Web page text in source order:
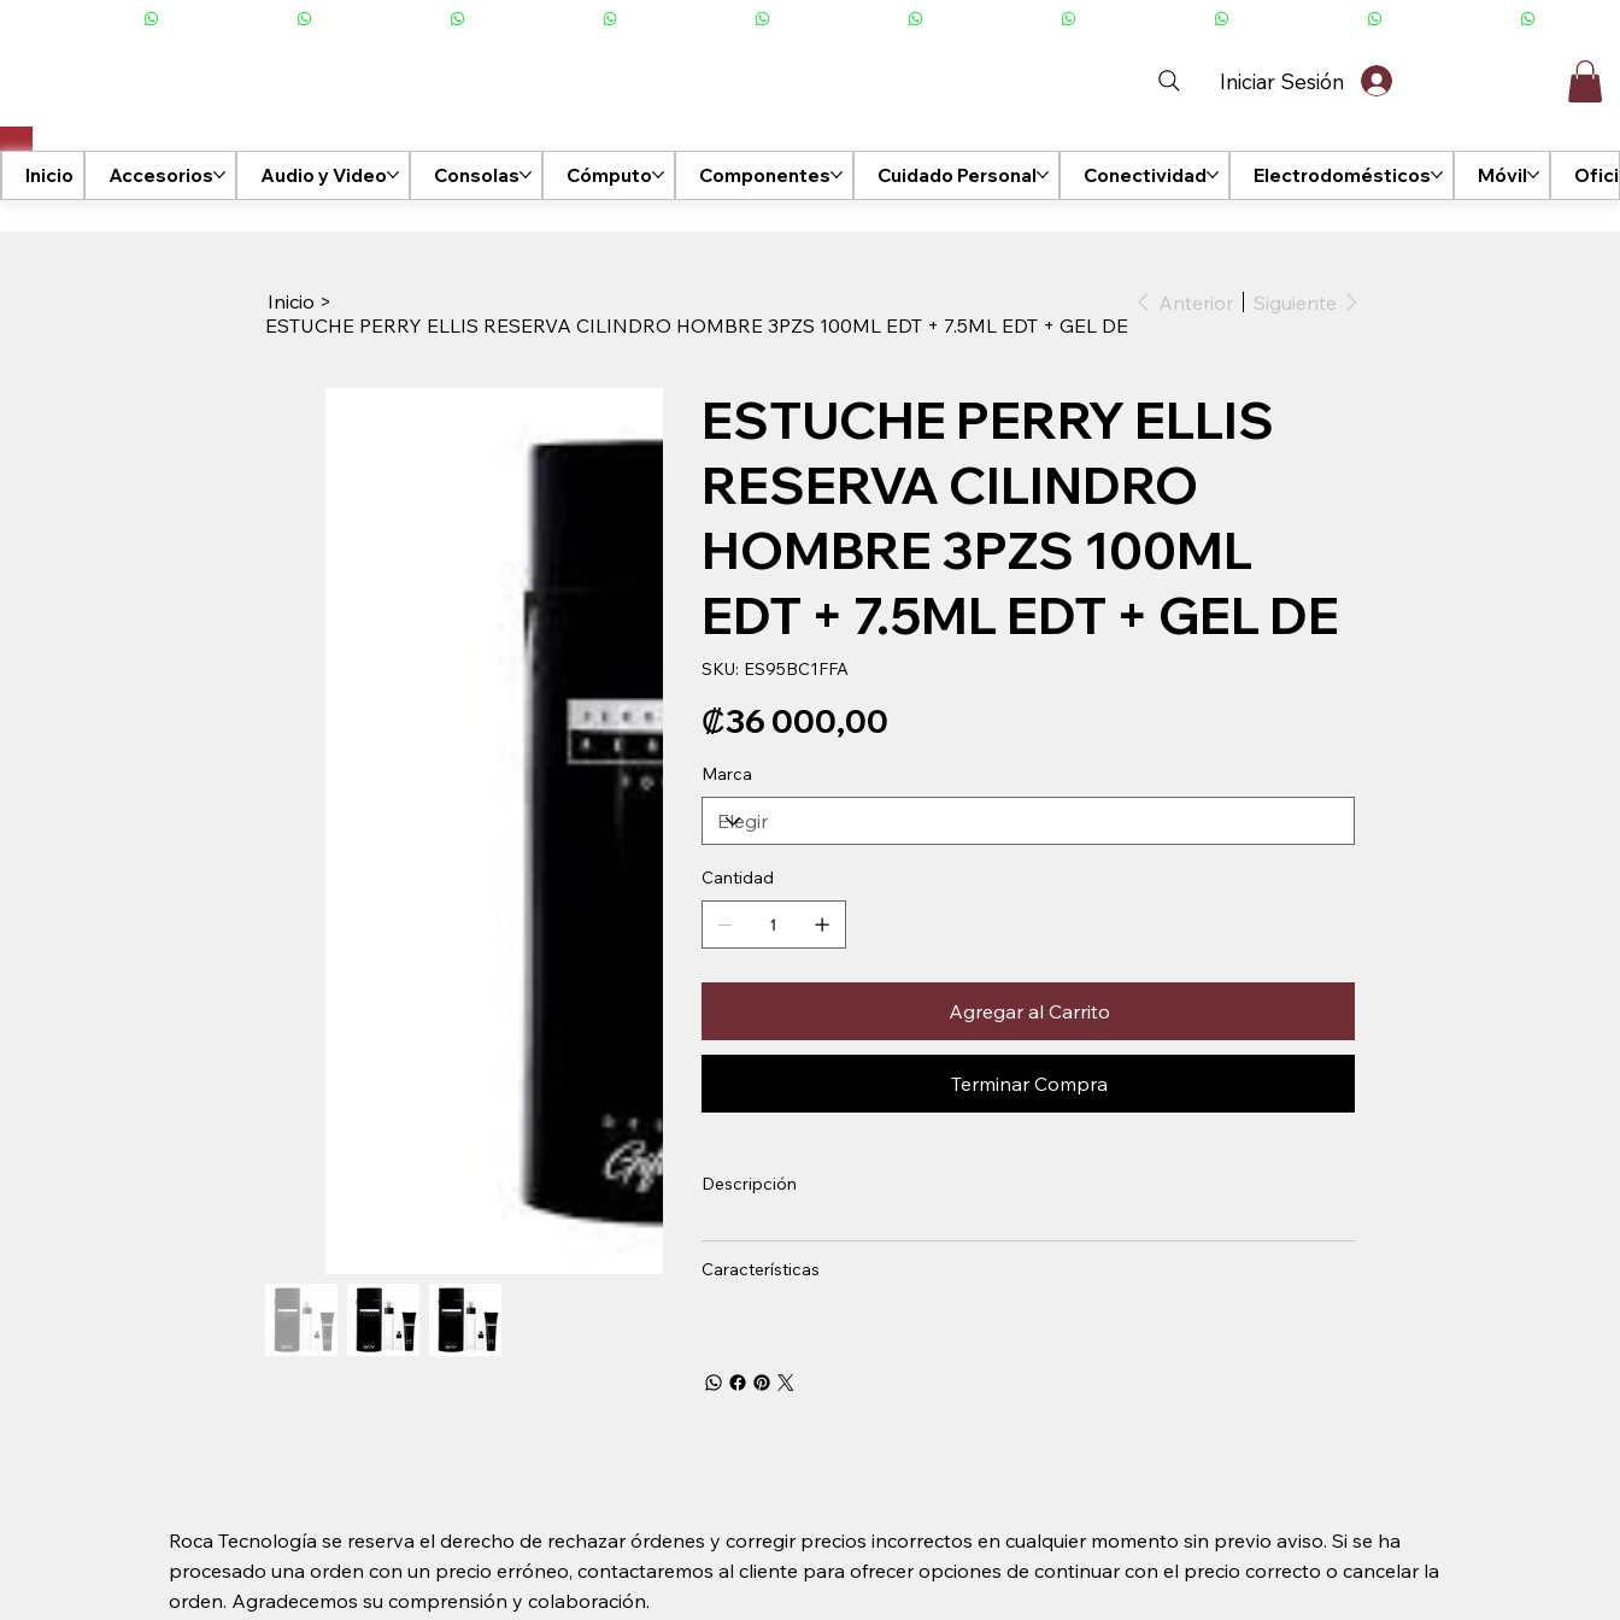
Iniciar Sesión
Inicio Accesorios Audio y Video Consolas Cómputo Componentes Cuidado Personal Conectividad Electrodomésticos Móvil
Inicio >
ESTUCHE PERRY ELLIS RESERVA CILINDRO HOMBRE 3PZS 100ML EDT + 7.5ML EDT + GEL DE
Anterior Siguiente
ESTUCHE PERRY ELLIS
RESERVA CILINDRO
HOMBRE 3PZS 100ML
EDT + 7.5ML EDT + GEL DE
SKU: SKU
ES95BC1FFA
ES95BC1FFA
₡36 000,00
Marca
Cantidad
Agregar al Carrito
Terminar Compra
Descripción
Características
Roca Tecnología se reserva el derecho de rechazar órdenes y corregir precios incorrectos en cualquier momento sin previo aviso. Si se ha
procesado una orden con un precio erróneo, contactaremos al cliente para ofrecer opciones de continuar con el precio correcto o cancelar la
orden. Agradecemos su comprensión y colaboración.